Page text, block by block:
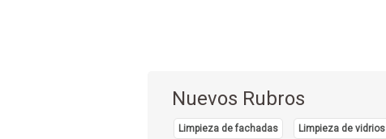
Nuevos Rubros
Limpieza de fachadas Limpieza de vidrios